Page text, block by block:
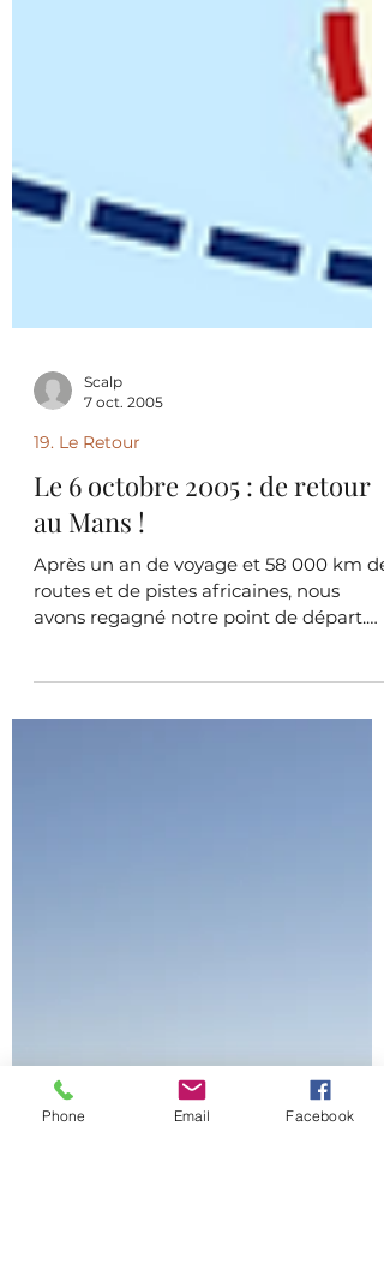
Scalp
19. Le Retour
Le 6 octobre 2005 : de retour
au Mans !
Après un an de voyage et 58 000 km de
avons regagné notre point de départ.
Phone Email Facebook